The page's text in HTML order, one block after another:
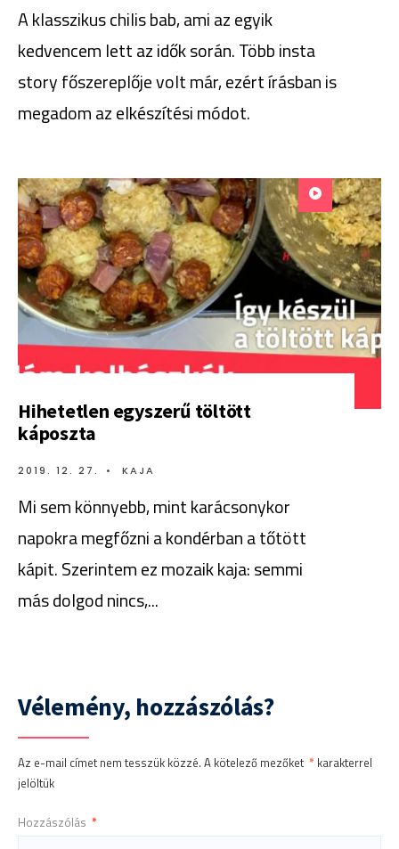
A klasszikus chilis bab, ami az egyik
kedvencem lett az idők során. Több insta
story főszereplője volt már, ezért írásban is
megadom az elkészítési módot.
Hihetetlen egyszerű töltött
káposzta
2019. 12. 27. • KAJA
Mi sem könnyebb, mint karácsonykor
napokra megfőzni a kondérban a tőtött
kápit. Szerintem ez mozaik kaja: semmi
más dolgod nincs,...
Vélemény, hozzászólás?
Az e-mail címet nem tesszük közzé. A kötelező mezőket * karakterrel
jelöltük
Hozzászólás *